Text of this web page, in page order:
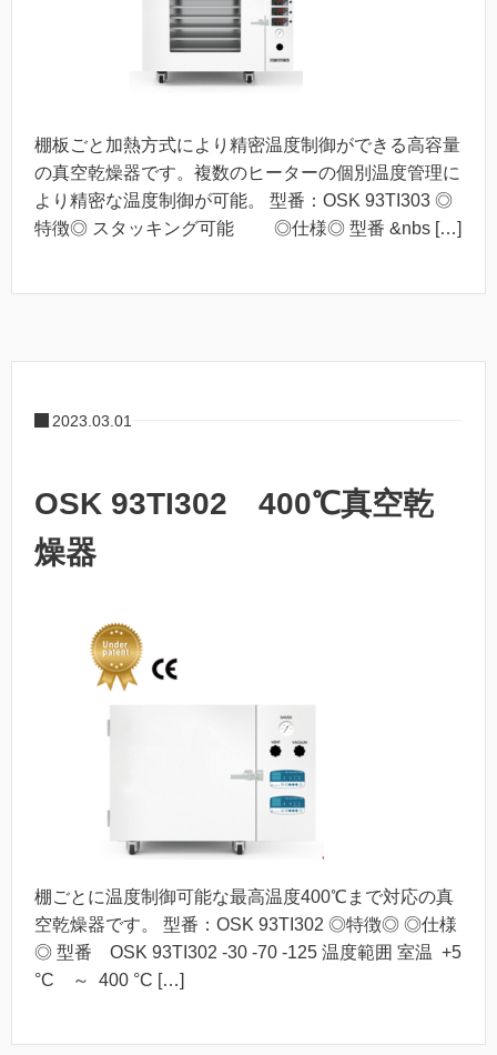
棚板ごと加熱方式により精密温度制御ができる高容量
の真空乾燥器です。複数のヒーターの個別温度管理に
より精密な温度制御が可能。 型番：OSK 93TI303 ◎
特徴◎ スタッキング可能 ◎仕様◎ 型番 &nbs […]
2023.03.01
OSK 93TI302 400℃真空乾
燥器
棚ごとに温度制御可能な最高温度400℃まで対応の真
空乾燥器です。 型番：OSK 93TI302 ◎特徴◎ ◎仕様
◎ 型番 OSK 93TI302 -30 -70 -125 温度範囲 室温 +5
°C ～ 400 °C […]